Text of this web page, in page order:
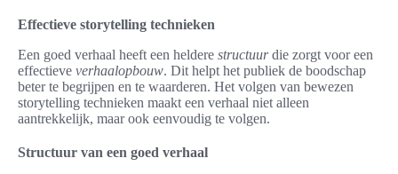
Effectieve storytelling technieken
Een goed verhaal heeft een heldere structuurdie zorgt voor een
effectieve verhaalopbouw. Dit helpt het publiek de boodschap
beter te begrijpen en te waarderen. Het volgen van bewezen
storytelling technieken maakt een verhaal niet alleen
aantrekkelijk, maar ook eenvoudig te volgen.
Structuur van een goed verhaal